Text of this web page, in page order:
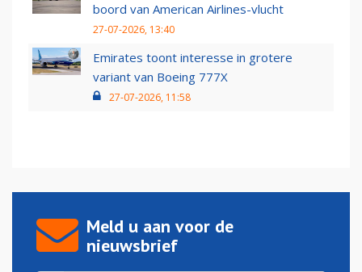
boord van American Airlines-vlucht
27-07-2026, 13:40
Emirates toont interesse in grotere
variant van Boeing 777X
27-07-2026, 11:58
Meld u aan voor de
nieuwsbrief